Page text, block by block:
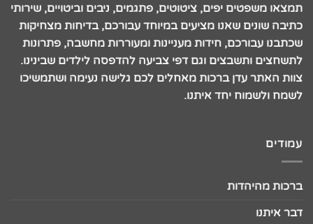
תמצאו משפטים יפים, ציטוטים, פתגמים, ניבים וביטויים, שירותי
כתיבה שונים שאנו מציעים במיוחד עבורכם, בדיחות מצחיקות
שכתבנו עבורכם, חידות מעניינות ומעוררות מחשבה, פתרונות
לתשחצים ותשבצים וגם דפי צביעה להדפסה לילדים שבינינו.
צוות האתר עדן ברכות מאחלים לכם גלישה נעימה ושתמשיכו
לשמח ולשמוח יחד איתנו.
עמודים
ברכות מהיהדות
דבר איתנו